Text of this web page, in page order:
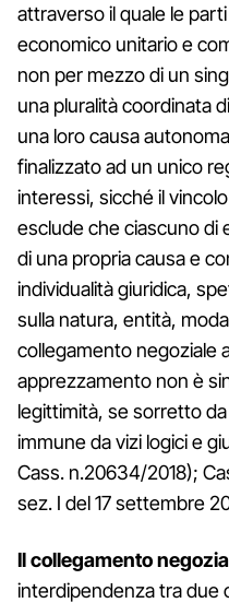
attraverso il quale le
economico unitario e
non per mezzo di un
una pluralità coordinata
una loro causa
finalizzato ad un unico
interessi, sicché il
esclude che ciascuno di
di una propria causa e
individualità giuridica,
sulla natura, entità,
collegamento negoziale
apprezzamento non è
legittimità, se sorretto
immune da vizi logici e
Cass. n.20634/2018);
sez. I del 17 settembre
Il collegamento
interdipendenza tra due